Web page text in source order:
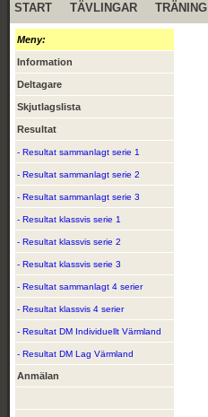
START TÄVLINGAR TRÄNING
Meny:
Information
Deltagare
Skjutlagslista
Resultat
- Resultat sammanlagt serie 1
- Resultat sammanlagt serie 2
- Resultat sammanlagt serie 3
- Resultat klassvis serie 1
- Resultat klassvis serie 2
- Resultat klassvis serie 3
- Resultat sammanlagt 4 serier
- Resultat klassvis 4 serier
- Resultat DM Individuellt Värmland
- Resultat DM Lag Värmland
Anmälan